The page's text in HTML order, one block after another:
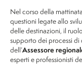
Nel corso della
questioni legate allo
delle destinazioni, il
supporto dei processi
dell’Assessore
esperti e professionisti